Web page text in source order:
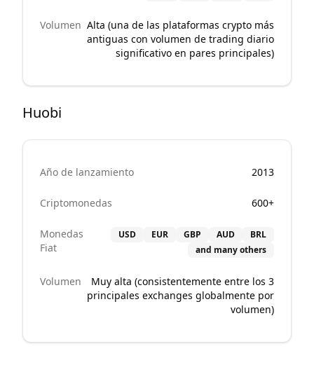
Volumen Alta (una de las plataformas crypto más
antiguas con volumen de trading diario
significativo en pares principales)
Huobi
Año de lanzamiento 2013
Criptomonedas 600+
Monedas
Fiat
USD EUR GBP AUD
BRL
and many others
Volumen
Muy alta (consistentemente entre los 3
principales exchanges globalmente por
volumen)